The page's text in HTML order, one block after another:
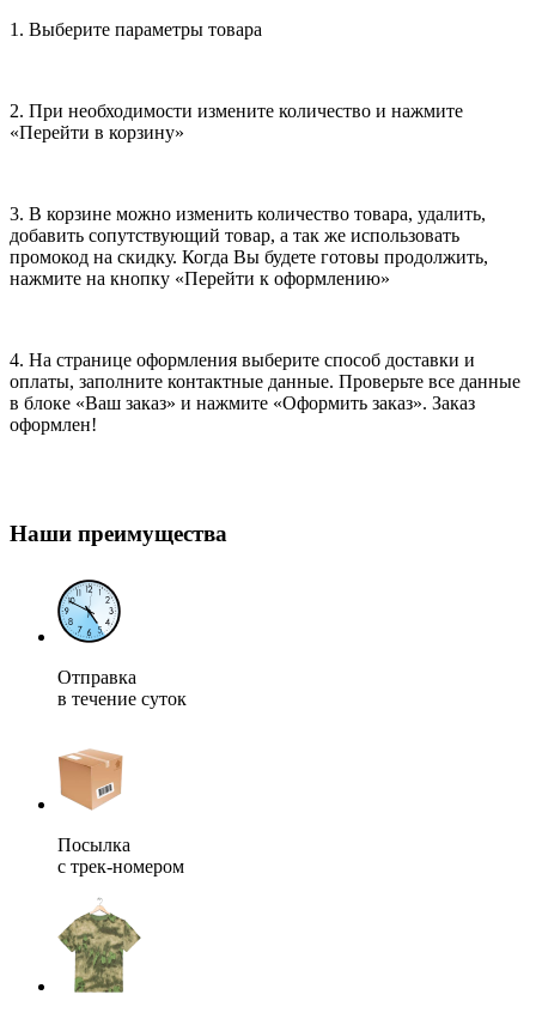
1. Выберите параметры товара
2. При необходимости измените количество и нажмите
«Перейти в корзину»
3. В корзине можно изменить количество товара, удалить,
добавить сопутствующий товар, а так же использовать
промокод на скидку. Когда Вы будете готовы продолжить,
нажмите на кнопку «Перейти к оформлению»
4. На странице оформления выберите способ доставки и
оплаты, заполните контактные данные. Проверьте все данные
в блоке «Ваш заказ» и нажмите «Оформить заказ». Заказ
оформлен!
Наши преимущества
Отправка
в течение суток
Посылка
с трек-номером